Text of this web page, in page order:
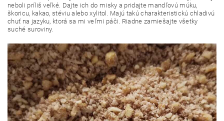
neboli príliš veľké. Dajte ich do misky a pridajte mandľovú múku,
škoricu, kakao, stéviu alebo xylitol. Majú takú charakteristickú chladivú
chuť na jazyku, ktorá sa mi veľmi páči. Riadne zamiešajte všetky
suché suroviny.